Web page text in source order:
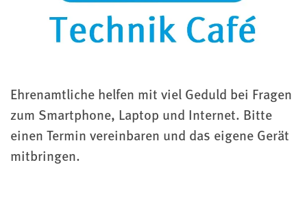
Ehrenamtliche helfen mit viel Geduld bei Fragen
zum Smartphone, Laptop und Internet. Bitte
einen Termin vereinbaren und das eigene Gerät
mitbringen.